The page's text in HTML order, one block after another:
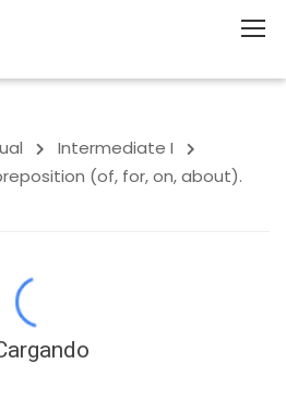
Intermediate I
(of, for, on, about).